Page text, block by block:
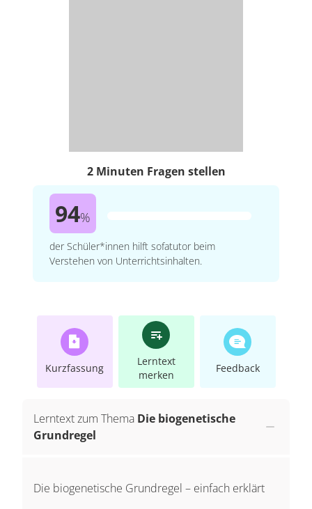
2 Minuten Fragen stellen
94%
der Schüler*innen hilft sofatutor beim
Verstehen von Unterrichtsinhalten.
Kurzfassung
Lerntext
merken
Feedback
Lerntext zum Thema Die biogenetische
Grundregel
Die biogenetische Grundregel – einfach erklärt